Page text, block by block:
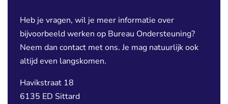
Heb je vragen, wil je meer informatie over
bijvoorbeeld werken op Bureau Ondersteuning?
Neem dan contact met ons. Je mag natuurlijk ook
altijd even langskomen.
Havikstraat 18
6135 ED Sittard